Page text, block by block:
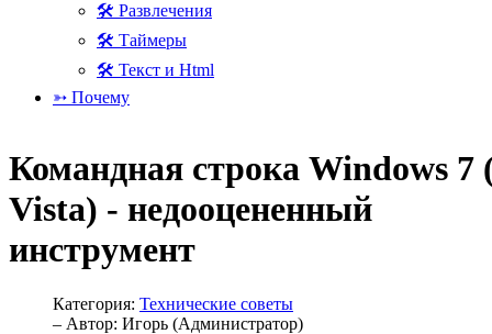
🛠 Развлечения
🛠 Таймеры
🛠 Текст и Html
➳ Почему
Командная строка Windows 7
Vista) - недооцененный
инструмент
Категория: Технические советы
– Автор: Игорь (Администратор)